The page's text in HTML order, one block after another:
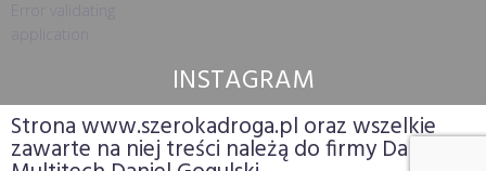
INSTAGRAM
Strona www.szerokadroga.pl oraz wszelkie
zawarte na niej treści należą do firmy Dango